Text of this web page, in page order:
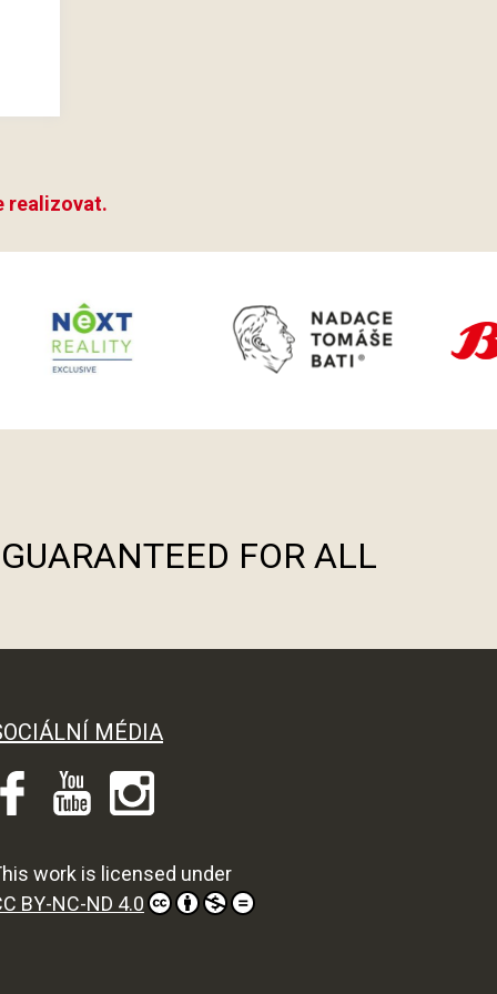
realizovat.
FOR ALL
MÉDIA
work is licensed under
BY-NC-ND 4.0